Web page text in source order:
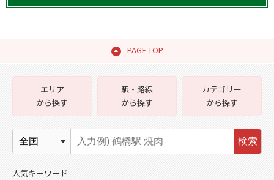
PAGE TOP
エリア
から探す
駅・路線
から探す
カテゴリー
から探す
検索
人気キーワード